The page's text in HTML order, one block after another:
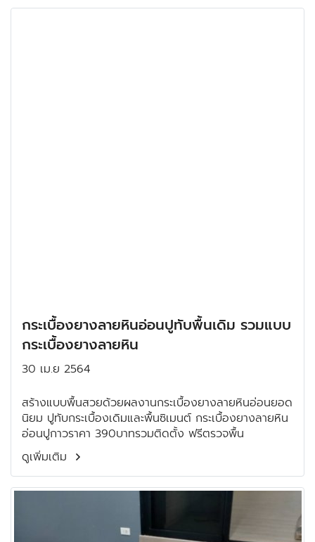
กระเบื้องยางลายหินอ่อนปูทับพื้นเดิม รวมแบบ
กระเบื้องยางลายหิน
30 เม.ย 2564
สร้างแบบพื้นสวยด้วยผลงานกระเบื้องยางลายหินอ่อนยอด
นิยม ปูทับกระเบื้องเดิมและพื้นซิเมนต์ กระเบื้องยางลายหิน
อ่อนปูกาวราคา 390บาทรวมติดตั้ง ฟรีตรวจพื้น
ดูเพิ่มเติม